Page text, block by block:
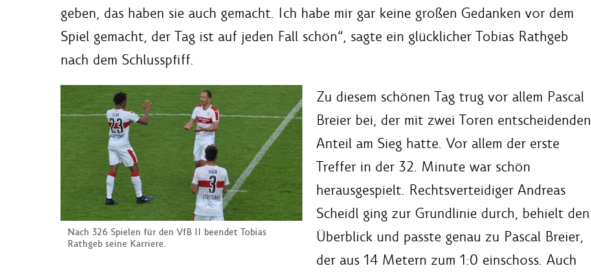
geben, das haben sie auch gemacht. Ich habe mir gar keine großen Gedanken vor dem
Spiel gemacht, der Tag ist auf jeden Fall schön“, sagte ein glücklicher Tobias Rathgeb
nach dem Schlusspfiff.
Nach 326 Spielen für den VfB II beendet Tobias
Rathgeb seine Karriere.
Zu diesem schönen Tag trug vor allem Pascal
Breier bei, der mit zwei Toren entscheidenden
Anteil am Sieg hatte. Vor allem der erste
Treffer in der 32. Minute war schön
herausgespielt. Rechtsverteidiger Andreas
Scheidl ging zur Grundlinie durch, behielt den
Überblick und passte genau zu Pascal Breier,
der aus 14 Metern zum 1:0 einschoss. Auch